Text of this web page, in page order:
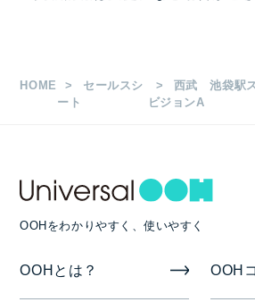
4:45～25:00
入稿素材
静止画または動画
HOME
セールスシ
ート
西武 池袋駅
ビジョンA
OOHをわかりやすく、使いやすく
OOHとは？ OOH